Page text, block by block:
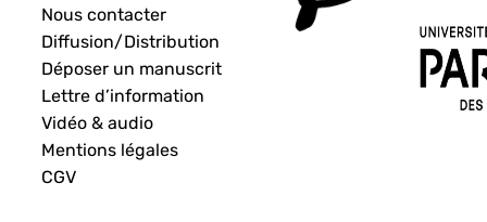
Nous contacter
Diffusion/Distribution
Déposer un manuscrit
Lettre d’information
Vidéo & audio
Mentions légales
CGV